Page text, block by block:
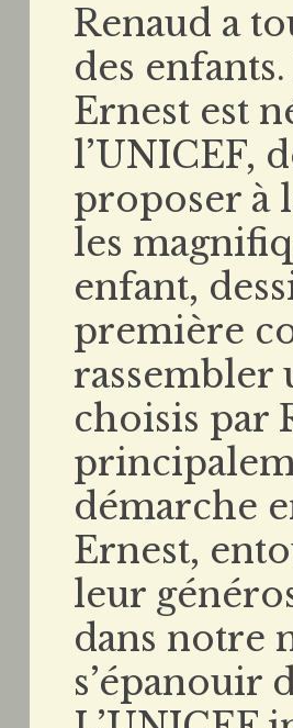
Renaud a
des
Ernest est
l’UNICEF,
proposer à
les
enfant,
première
rassembler
choisis par
démarche
Ernest,
leur
dans notre
s’épanouir